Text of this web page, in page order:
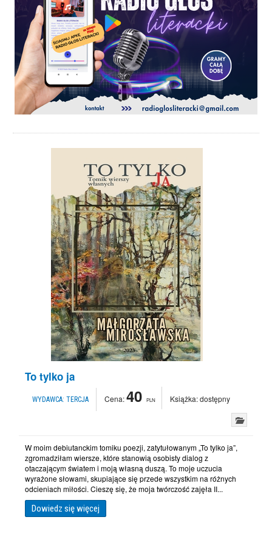
To tylko ja
WYDAWCA: TERCJA Cena:40 PLN Książka:dostępny
W moim debiutanckim tomiku poezji, zatytułowanym „To tylko ja”,
zgromadziłam wiersze, które stanowią osobisty dialog z
otaczającym światem i moją własną duszą. To moje uczucia
wyrażone słowami, skupiające się przede wszystkim na różnych
odcieniach miłości. Cieszę się, że moja twórczość zajęła II...
Dowiedz się więcej